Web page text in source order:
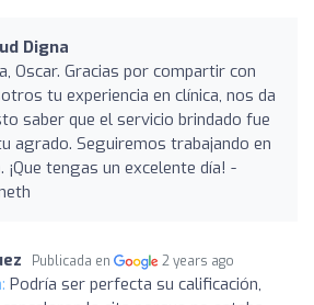
Digna
Oscar. Gracias por compartir con
tu experiencia en clínica, nos da
saber que el servicio brindado fue
agrado. Seguiremos trabajando en
¡Que tengas un excelente día! -
Publicada en 2 years ago
Podría ser perfecta su calificación,